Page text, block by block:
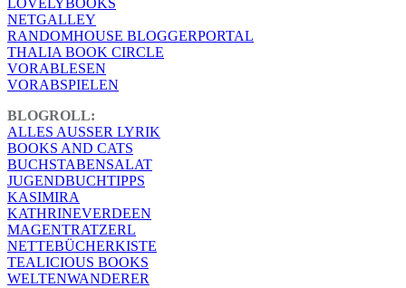
LOVELYBOOKS
NETGALLEY
RANDOMHOUSE BLOGGERPORTAL
THALIA BOOK CIRCLE
VORABLESEN
VORABSPIELEN
BLOGROLL:
ALLES AUSSER LYRIK
BOOKS AND CATS
BUCHSTABENSALAT
JUGENDBUCHTIPPS
KASIMIRA
KATHRINEVERDEEN
MAGENTRATZERL
NETTEBÜCHERKISTE
TEALICIOUS BOOKS
WELTENWANDERER